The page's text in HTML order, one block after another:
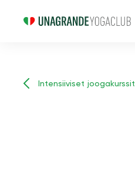
Intensiiviset joogakurssit